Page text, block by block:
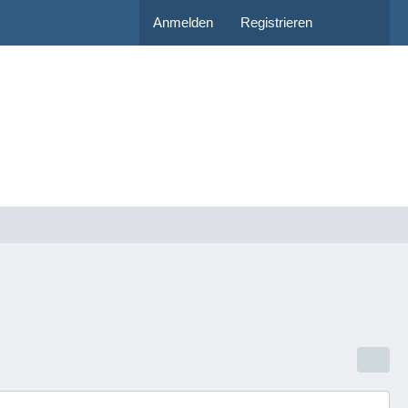
Anmelden Registrieren